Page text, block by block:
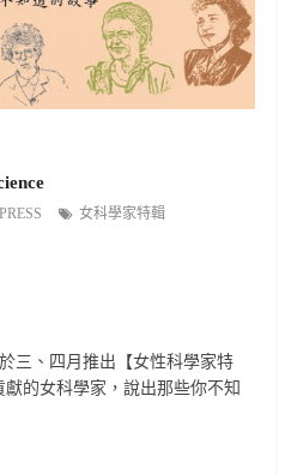
女科學家特輯
三、四月推出【女性科學家特
的女科學家，說出那些你不知